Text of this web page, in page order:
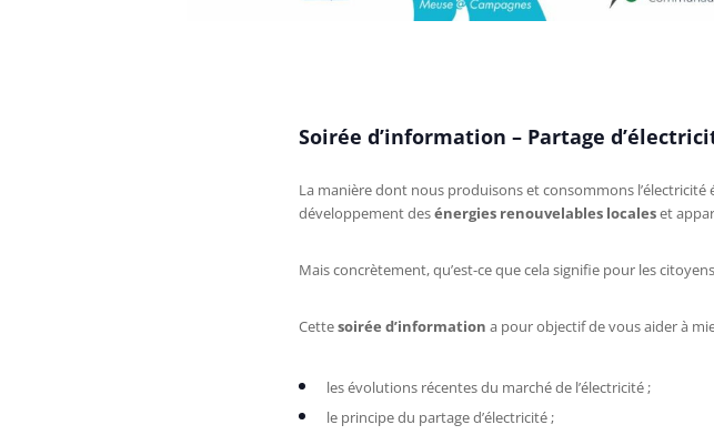
Soirée d’information – Partage
La manière dont nous produisons et consommons
développement desénergies renouvelables localeset
Mais concrètement, qu’est-ce que cela signifie pour les
Cettesoirée d’information a pour objectif de vous aider à
les évolutions récentes du marché de l’électricité ;
le principe du partage d’électricité ;